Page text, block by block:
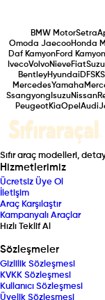
BMW MotorSetra
Omoda JaecooHonda
Daf KamyonFord Kamyon
IvecoVolvoNieveFiat
BentleyHyundai DFSK
MercedesYamaha
Ssangyong IsuzuNissan
PeugeotKiaOpel Audi
Sıfır araç modelleri,
Hizmetlerimiz
Ücretsiz Üye Ol
İletişim
Araç Karşılaştır
Kampanyalı Araçlar
Hızlı Teklif Al
Sözleşmeler
Gizlilik Sözleşmesi
KVKK Sözleşmesi
Kullanıcı Sözleşmesi
Üyelik Sözleşmesi